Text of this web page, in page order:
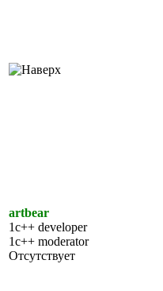
artbear
1c++ developer
1c++ moderator
Отсутствует